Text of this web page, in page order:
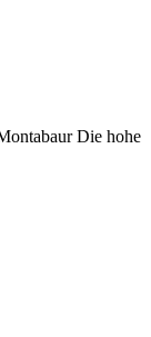
Die hohe